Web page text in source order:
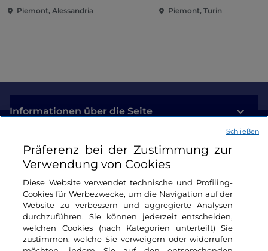
Piemont, Alessandria Piemont, Turin
Informationen über die Seite
Nützliche Links
Login
Bleiben wir in Kontakt
Präferenz bei der Zustimmung zur
Verwendung von Cookies
Diese Website verwendet technische und Profiling-
Cookies für Werbezwecke, um die Navigation auf der
Website zu verbessern und aggregierte Analysen
durchzuführen. Sie können jederzeit entscheiden,
welchen Cookies (nach Kategorien unterteilt) Sie
zustimmen, welche Sie verweigern oder widerrufen
Schließen